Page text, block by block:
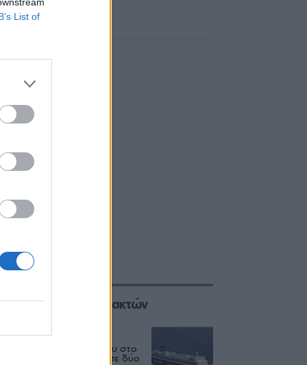
List of
Επιλογές των Συντακτών
ΕΛΛΑΔΑ 06/08
Δεύτερη εμπλοκή κάβου στο
«Νήσος Ρόδος» μέσα σε δύο